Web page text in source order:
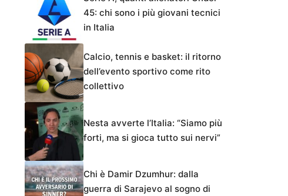
45: chi sono i più giovani tecnici
in Italia
Calcio, tennis e basket: il ritorno
dell’evento sportivo come rito
collettivo
Nesta avverte l’Italia: “Siamo più
forti, ma si gioca tutto sui nervi”
Chi è Damir Dzumhur: dalla
guerra di Sarajevo al sogno di